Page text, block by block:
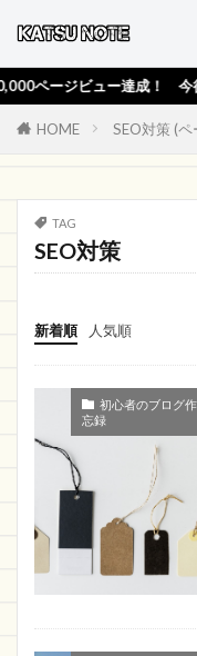
ビュー達成！ 今後も楽し
HOME SEO対策 (ペ
TAG
SEO対策
新着順 人気順
初心者のブログ
忘録